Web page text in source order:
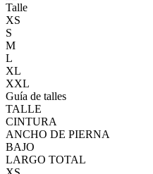
Talle
XS
S
M
L
XL
XXL
Guía de talles
TALLE
CINTURA
ANCHO DE PIERNA
BAJO
LARGO TOTAL